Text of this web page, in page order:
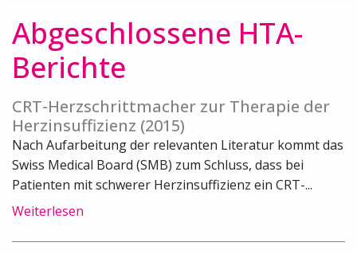
Abgeschlossene HTA-
Berichte
CRT-Herzschrittmacher zur Therapie der
Herzinsuffizienz (2015)
Nach Aufarbeitung der relevanten Literatur kommt das
Swiss Medical Board (SMB) zum Schluss, dass bei
Patienten mit schwerer Herzinsuffizienz ein CRT-...
Weiterlesen